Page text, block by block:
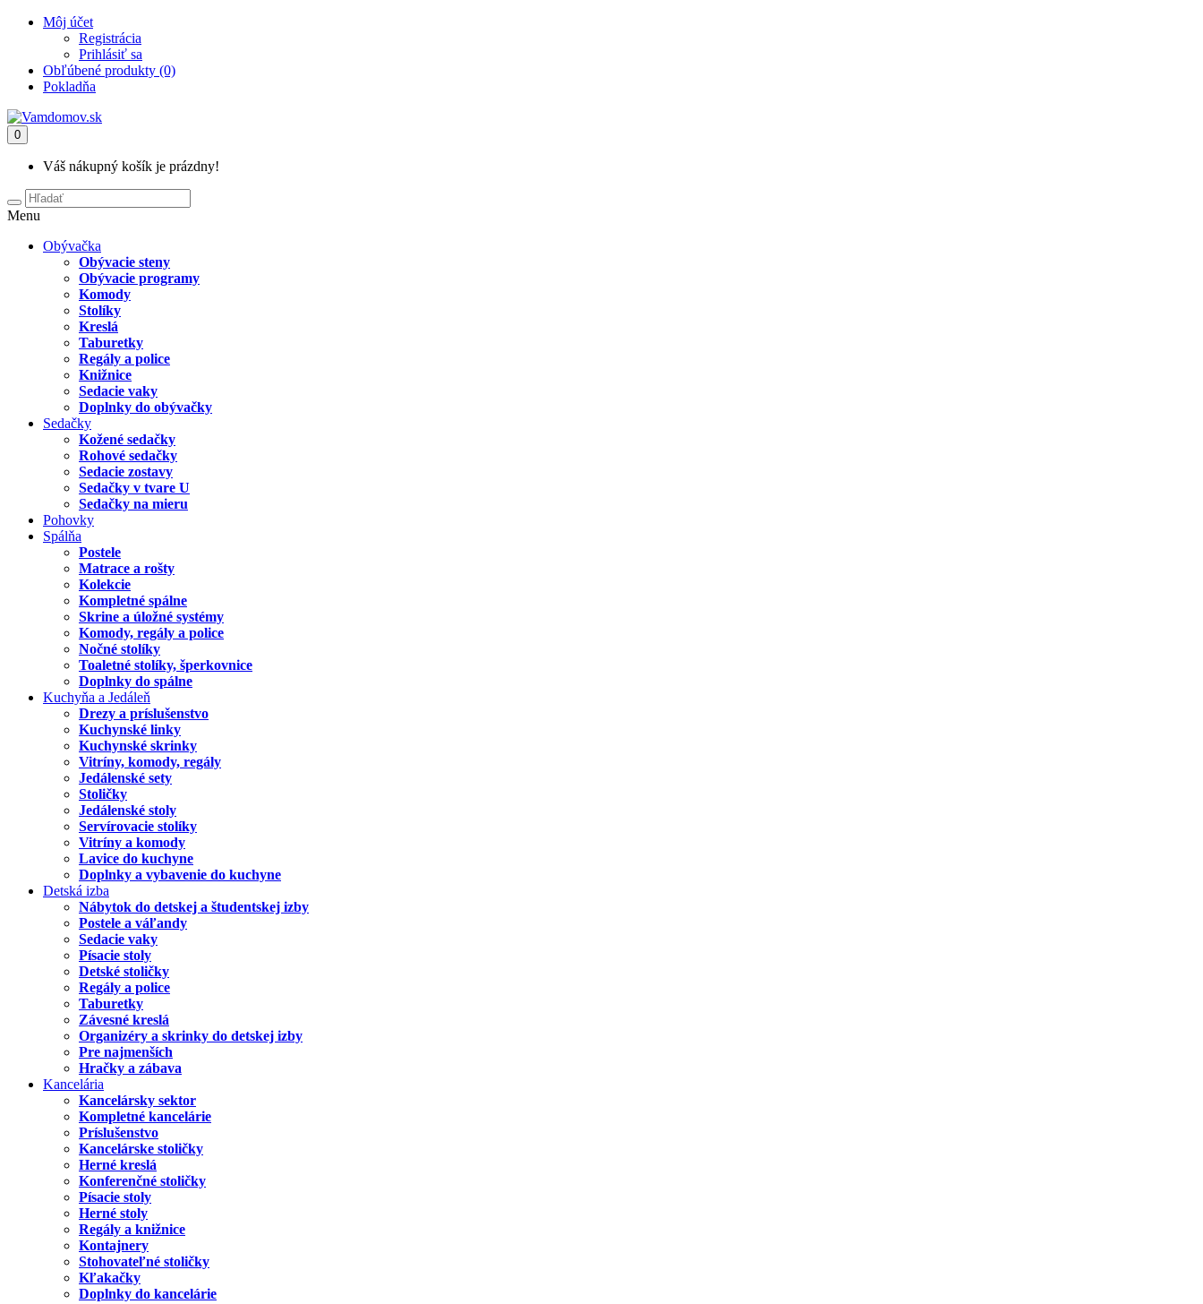
Môj účet
Registrácia
Prihlásiť sa
Obľúbené produkty (0)
Pokladňa
0
Váš nákupný košík je prázdny!
Menu
Obývačka
Obývacie steny
Obývacie programy
Komody
Stolíky
Kreslá
Taburetky
Regály a police
Knižnice
Sedacie vaky
Doplnky do obývačky
Sedačky
Kožené sedačky
Rohové sedačky
Sedacie zostavy
Sedačky v tvare U
Sedačky na mieru
Pohovky
Spálňa
Postele
Matrace a rošty
Kolekcie
Kompletné spálne
Skrine a úložné systémy
Komody, regály a police
Nočné stolíky
Toaletné stolíky, šperkovnice
Doplnky do spálne
Kuchyňa a Jedáleň
Drezy a príslušenstvo
Kuchynské linky
Kuchynské skrinky
Vitríny, komody, regály
Jedálenské sety
Stoličky
Jedálenské stoly
Servírovacie stolíky
Vitríny a komody
Lavice do kuchyne
Doplnky a vybavenie do kuchyne
Detská izba
Nábytok do detskej a študentskej izby
Postele a váľandy
Sedacie vaky
Písacie stoly
Detské stoličky
Regály a police
Taburetky
Závesné kreslá
Organizéry a skrinky do detskej izby
Pre najmenších
Hračky a zábava
Kancelária
Kancelársky sektor
Kompletné kancelárie
Príslušenstvo
Kancelárske stoličky
Herné kreslá
Konferenčné stoličky
Písacie stoly
Herné stoly
Regály a knižnice
Kontajnery
Stohovateľné stoličky
Kľakačky
Doplnky do kancelárie